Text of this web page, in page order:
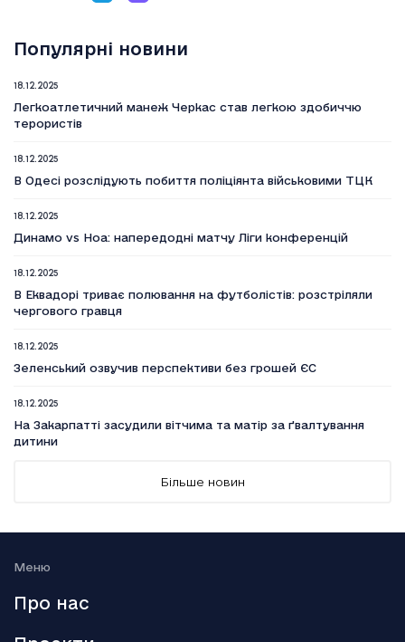
Популярні новини
18.12.2025
Легкоатлетичний манеж Черкас став легкою здобиччю
терористів
18.12.2025
В Одесі розслідують побиття поліціянта військовими ТЦК
18.12.2025
Динамо vs Ноа: напередодні матчу Ліги конференцій
18.12.2025
В Еквадорі триває полювання на футболістів: розстріляли
чергового гравця
18.12.2025
Зеленський озвучив перспективи без грошей ЄС
18.12.2025
На Закарпатті засудили вітчима та матір за ґвалтування
дитини
18.12.2025
Smart Holding відзвітував про зниження обсягу сплачених
Більше новин
Меню
Про нас